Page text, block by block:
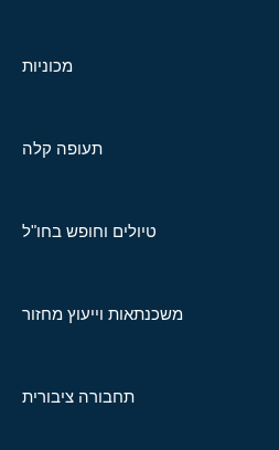
מכוניות
תעופה קלה
טיולים וחופש בחו"ל
משכנתאות וייעוץ מחזור
תחבורה ציבורית